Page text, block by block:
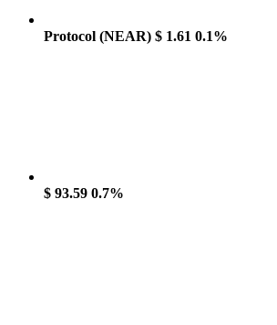
Protocol (NEAR) $ 1.61 0.1%
$ 93.59 0.7%